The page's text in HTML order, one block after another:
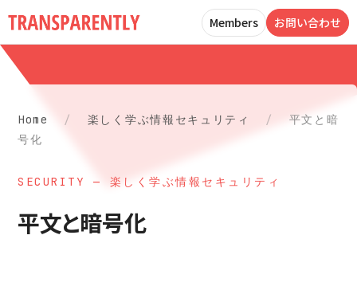
Members お問い合わせ
Home / 楽しく学ぶ情報セキュリティ /
平文と暗
号化
SECURITY — 楽しく学ぶ情報セキュリティ
平文と暗号化